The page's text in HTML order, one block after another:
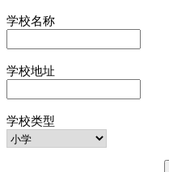
学校名称
学校地址
学校类型